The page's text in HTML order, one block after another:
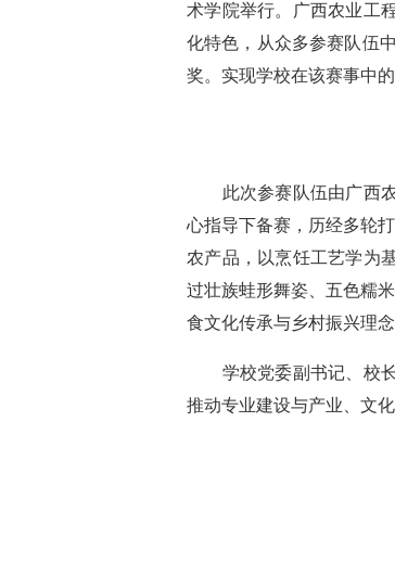
术学院举行。广西农业工
化特色，从众多参赛队伍
奖。实现学校在该赛事中的
此次参赛队伍由广西农
心指导下备赛，历经多轮
农产品，以烹饪工艺学为
过壮族蛙形舞姿、五色糯
食文化传承与乡村振兴理念
学校党委副书记、校长
推动专业建设与产业、文